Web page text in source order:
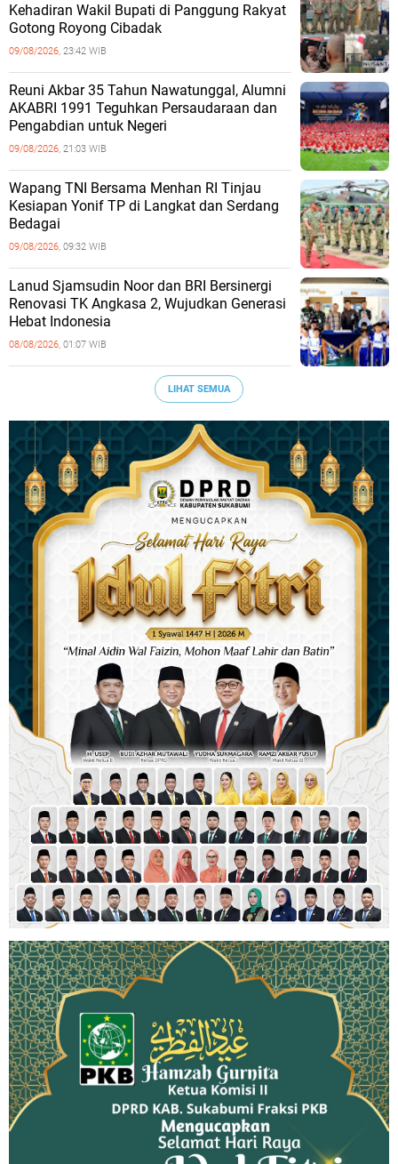
Kehadiran Wakil Bupati di Panggung Rakyat
Gotong Royong Cibadak
09/08/2026, 23:42 WIB
Reuni Akbar 35 Tahun Nawatunggal, Alumni
AKABRI 1991 Teguhkan Persaudaraan dan
Pengabdian untuk Negeri
09/08/2026, 21:03 WIB
Wapang TNI Bersama Menhan RI Tinjau
Kesiapan Yonif TP di Langkat dan Serdang
Bedagai
09/08/2026, 09:32 WIB
Lanud Sjamsudin Noor dan BRI Bersinergi
Renovasi TK Angkasa 2, Wujudkan Generasi
Hebat Indonesia
08/08/2026, 01:07 WIB
LIHAT SEMUA